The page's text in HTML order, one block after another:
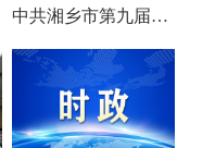
中共湘乡市第九届委员会举行第一次全体会议 选举产生新一届市委常委班子